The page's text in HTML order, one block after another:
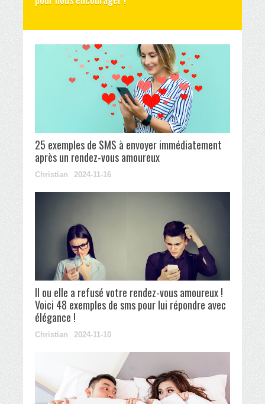
25 exemples de SMS à envoyer immédiatement
après un rendez-vous amoureux
Christian 2024-11-16
Il ou elle a refusé votre rendez-vous amoureux !
Voici 48 exemples de sms pour lui répondre avec
élégance !
Christian 2024-11-10